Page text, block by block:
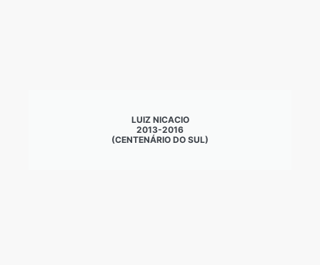
LUIZ NICACIO
2013-2016
(CENTENÁRIO DO SUL)